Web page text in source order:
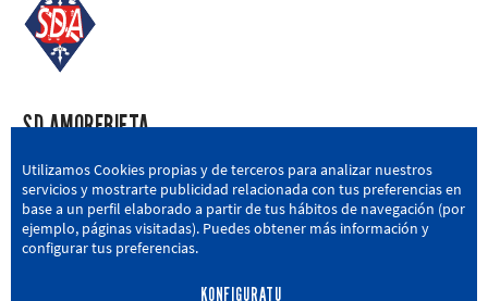
SD AMOREBIETA
San Miguel Kalea, 16, 48340 Amorebieta, Bizkaia
946 604 751 | sda@sdamorebieta.eus
Utilizamos Cookies propias y de terceros para analizar nuestros
servicios y mostrarte publicidad relacionada con tus preferencias en
base a un perfil elaborado a partir de tus hábitos de navegación (por
ejemplo, páginas visitadas). Puedes obtener más información y
configurar tus preferencias.
KONFIGURATU